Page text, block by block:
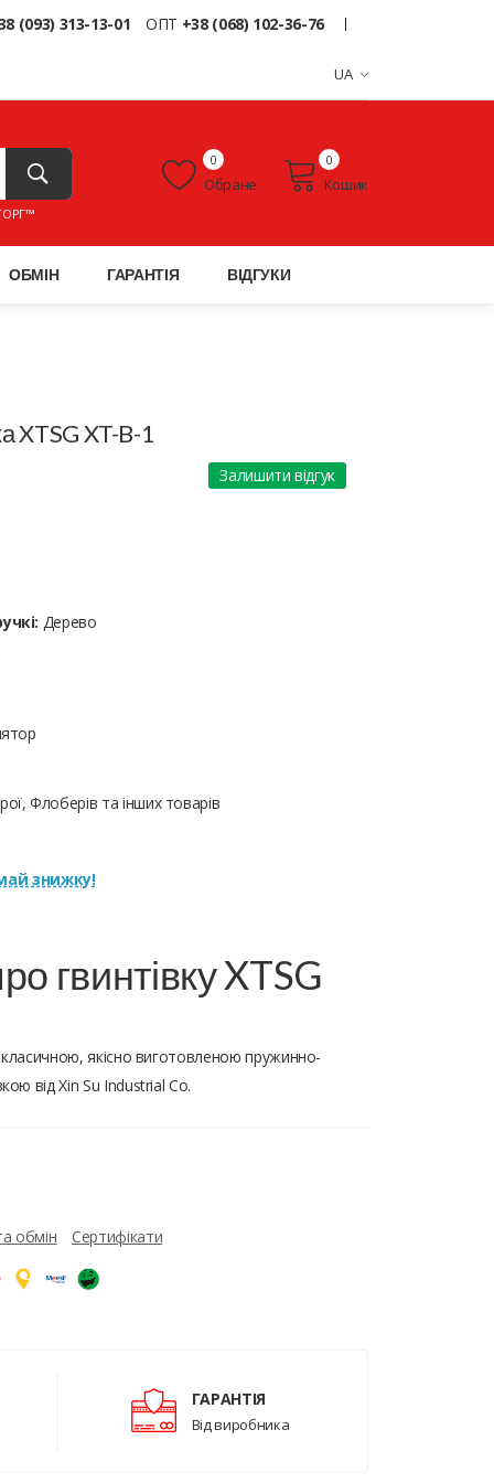
(093) 313-13-01 ОПТ +38 (068) 102-36-76
UA
Обране
0
Кошик
0
ОБМІН ГАРАНТІЯ ВІДГУКИ
XTSG XT-B-1
Залишити відгук
Дерево
Флоберів та інших товарів
знижку!
гвинтівку XTSG
якісно виготовленою пружинно-
від Xin Su Industrial Co.
обмін
Сертифікати
ГАРАНТІЯ
Від виробника